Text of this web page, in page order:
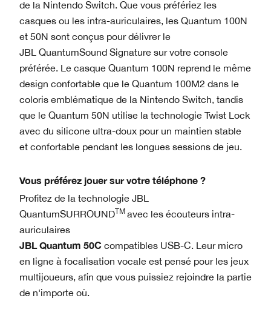
de la Nintendo Switch. Que vous préfériez les
casques ou les intra-auriculaires, les Quantum 100N
et 50N sont conçus pour délivrer le
JBL QuantumSound Signature sur votre console
préférée. Le casque Quantum 100N reprend le même
design confortable que le Quantum 100M2 dans le
coloris emblématique de la Nintendo Switch, tandis
que le Quantum 50N utilise la technologie Twist Lock
avec du silicone ultra-doux pour un maintien stable
et confortable pendant les longues sessions de jeu.
Vous préférez jouer sur votre téléphone ?
Profitez de la technologie JBL
QuantumSURROUNDTM avec les écouteurs intra-
auriculaires
JBL Quantum 50C compatibles USB-C. Leur micro
en ligne à focalisation vocale est pensé pour les jeux
multijoueurs, afin que vous puissiez rejoindre la partie
de n'importe où.